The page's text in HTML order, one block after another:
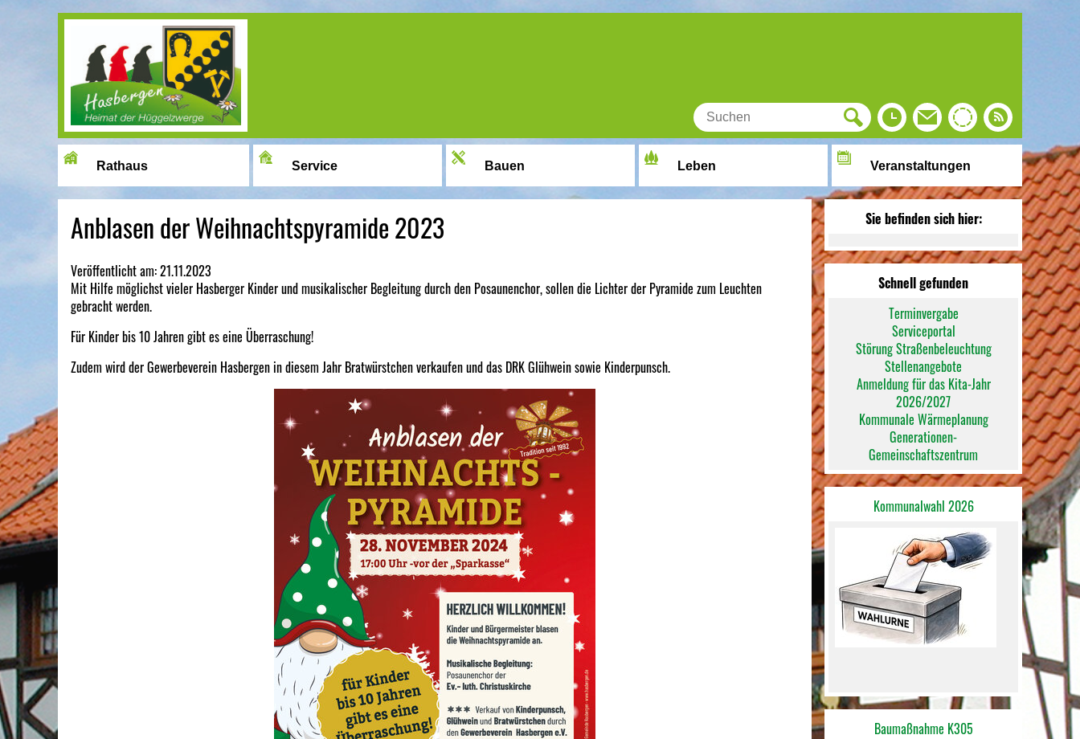
Image 01
Rathaus Service Bauen Leben Veranstaltungen
Anblasen der Weihnachtspyramide 2023
Veröffentlicht am:21.11.2023
Mit Hilfe möglichst vieler Hasberger Kinder und musikalischer Begleitung durch den Posaunenchor, sollen die Lichter der Pyramide zum Leuchten
gebracht werden.
Für Kinder bis 10 Jahren gibt es eine Überraschung!
Zudem wird der Gewerbeverein Hasbergen in diesem Jahr Bratwürstchen verkaufen und das DRK Glühwein sowie Kinderpunsch.
Sie befinden sich hier:
Schnell gefunden
Terminvergabe
Serviceportal
Störung Straßenbeleuchtung
Stellenangebote
Anmeldung für das Kita-Jahr
2026/2027
Kommunale Wärmeplanung
Generationen-
Gemeinschaftszentrum
Kommunalwahl 2026
Baumaßnahme K305